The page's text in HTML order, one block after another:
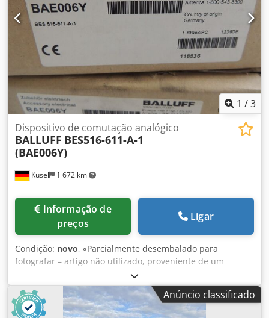
1 /3
Kusel 1 672 km
Dispositivo de comutação analógico
BALLUFF BES516-611-A-1
(BAE006Y)
preços
Ligar
Condição: novo, «Parcialmente desembalado para
fotografar – artigo não utilizado, proveniente de um
inventário de encerramento de armazém» Quantidade: 8
unidades disponíveis Dedpfxszr T Ddj Ac Esck Dispositivo
de comutação analógico BES516-611-A-1 (BAE006Y)
0.62100125 00076 BALLUFF
Anúncio classificado